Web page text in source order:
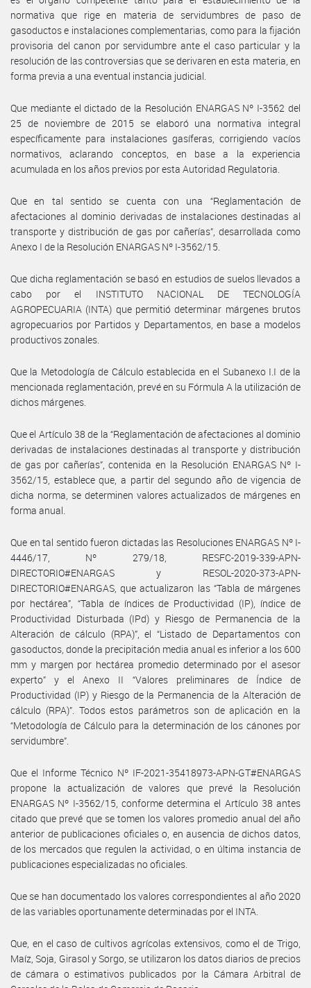
normativa que rige en materia de servidumbres de paso de
gasoductos e instalaciones complementarias, como para la fijación
provisoria del canon por servidumbre ante el caso particular y la
resolución de las controversias que se derivaren en esta materia, en
forma previa a una eventual instancia judicial.
Que mediante el dictado de la Resolución ENARGAS Nº I-3562 del
25 de noviembre de 2015 se elaboró una normativa integral
específicamente para instalaciones gasíferas, corrigiendo vacíos
normativos, aclarando conceptos, en base a la experiencia
acumulada en los años previos por esta Autoridad Regulatoria.
Que en tal sentido se cuenta con una “Reglamentación de
afectaciones al dominio derivadas de instalaciones destinadas al
transporte y distribución de gas por cañerías”, desarrollada como
Anexo I de la Resolución ENARGAS Nº I-3562/15.
Que dicha reglamentación se basó en estudios de suelos llevados a
cabo por el INSTITUTO NACIONAL DE TECNOLOGÍA
AGROPECUARIA (INTA) que permitió determinar márgenes brutos
agropecuarios por Partidos y Departamentos, en base a modelos
productivos zonales.
Que la Metodología de Cálculo establecida en el Subanexo I.I de la
mencionada reglamentación, prevé en su Fórmula A la utilización de
dichos márgenes.
Que el Artículo 38 de la “Reglamentación de afectaciones al dominio
derivadas de instalaciones destinadas al transporte y distribución
de gas por cañerías”, contenida en la Resolución ENARGAS Nº I-
3562/15, establece que, a partir del segundo año de vigencia de
dicha norma, se determinen valores actualizados de márgenes en
forma anual.
Que en tal sentido fueron dictadas las Resoluciones ENARGAS Nº I-
4446/17, Nº 279/18, RESFC-2019-339-APN-
DIRECTORIO#ENARGAS y RESOL-2020-373-APN-
DIRECTORIO#ENARGAS, que actualizaron las “Tabla de márgenes
por hectárea”, “Tabla de índices de Productividad (IP), índice de
Productividad Disturbada (IPd) y Riesgo de Permanencia de la
Alteración de cálculo (RPA)”, el “Listado de Departamentos con
gasoductos, donde la precipitación media anual es inferior a los 600
mm y margen por hectárea promedio determinado por el asesor
experto” y el Anexo II “Valores preliminares de Índice de
Productividad (IP) y Riesgo de la Permanencia de la Alteración de
cálculo (RPA)”. Todos estos parámetros son de aplicación en la
“Metodología de Cálculo para la determinación de los cánones por
servidumbre”.
Que el Informe Técnico Nº IF-2021-35418973-APN-GT#ENARGAS
propone la actualización de valores que prevé la Resolución
ENARGAS Nº I-3562/15, conforme determina el Artículo 38 antes
citado que prevé que se tomen los valores promedio anual del año
anterior de publicaciones oficiales o, en ausencia de dichos datos,
de los mercados que regulen la actividad, o en última instancia de
publicaciones especializadas no oficiales.
Que se han documentado los valores correspondientes al año 2020
de las variables oportunamente determinadas por el INTA.
Que, en el caso de cultivos agrícolas extensivos, como el de Trigo,
Maíz, Soja, Girasol y Sorgo, se utilizaron los datos diarios de precios
de cámara o estimativos publicados por la Cámara Arbitral de